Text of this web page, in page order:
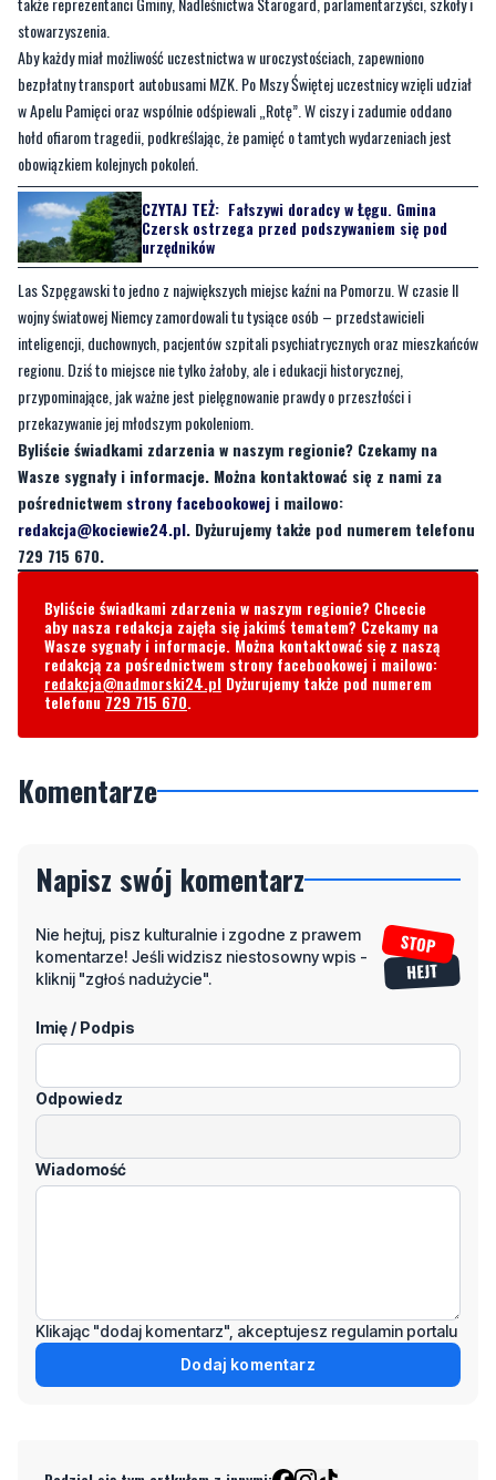
stowarzyszenia.
Aby każdy miał możliwość uczestnictwa w uroczystościach, zapewniono
bezpłatny transport autobusami MZK. Po Mszy Świętej uczestnicy wzięli udział
w Apelu Pamięci oraz wspólnie odśpiewali „Rotę”. W ciszy i zadumie oddano
hołd ofiarom tragedii, podkreślając, że pamięć o tamtych wydarzeniach jest
obowiązkiem kolejnych pokoleń.
CZYTAJ TEŻ: Fałszywi doradcy w Łęgu. Gmina
Czersk ostrzega przed podszywaniem się pod
urzędników
Las Szpęgawski to jedno z największych miejsc kaźni na Pomorzu. W czasie II
wojny światowej Niemcy zamordowali tu tysiące osób – przedstawicieli
inteligencji, duchownych, pacjentów szpitali psychiatrycznych oraz mieszkańców
regionu. Dziś to miejsce nie tylko żałoby, ale i edukacji historycznej,
przypominające, jak ważne jest pielęgnowanie prawdy o przeszłości i
przekazywanie jej młodszym pokoleniom.
Byliście świadkami zdarzenia w naszym regionie? Czekamy na
Wasze sygnały i informacje. Można kontaktować się z nami za
pośrednictwem strony facebookowej i mailowo:
redakcja@kociewie24.pl. Dyżurujemy także pod numerem telefonu
729 715 670.
Byliście świadkami zdarzenia w naszym regionie? Chcecie
aby nasza redakcja zajęła się jakimś tematem? Czekamy na
Wasze sygnały i informacje. Można kontaktować się z naszą
redakcją za pośrednictwem strony facebookowej i mailowo:
redakcja@nadmorski24.pl Dyżurujemy także pod numerem
telefonu 729 715 670.
Komentarze
Napisz swój komentarz
Nie hejtuj, pisz kulturalnie i zgodne z prawem
komentarze! Jeśli widzisz niestosowny wpis -
kliknij "zgłoś nadużycie".
Imię / Podpis
Odpowiedz
Wiadomość
Klikając "dodaj komentarz", akceptujesz regulamin portalu
Dodaj komentarz